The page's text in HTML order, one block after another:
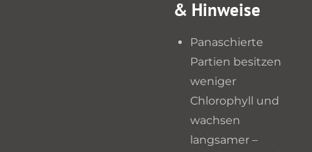
& Hinweise
Panaschierte
Partien besitzen
weniger
Chlorophyll und
wachsen
langsamer –